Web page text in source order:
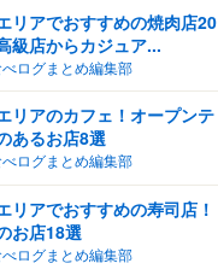
リアでおすすめの焼肉店20
級店からカジュア...
ログまとめ編集部
リアのカフェ！オープンテ
あるお店8選
ログまとめ編集部
リアでおすすめの寿司店！
お店18選
ログまとめ編集部